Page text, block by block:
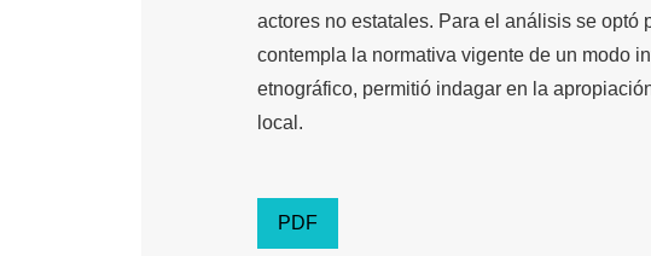
actores no estatales. Para el análisis se optó
contempla la normativa vigente de un modo
etnográfico, permitió indagar en la
local.
PDF